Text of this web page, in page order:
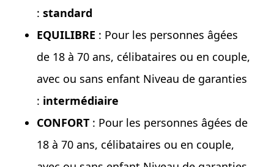
: standard
EQUILIBRE : Pour les personnes âgées
de 18 à 70 ans, célibataires ou en couple,
avec ou sans enfant Niveau de garanties
: intermédiaire
CONFORT: Pour les personnes âgées de
18 à 70 ans, célibataires ou en couple,